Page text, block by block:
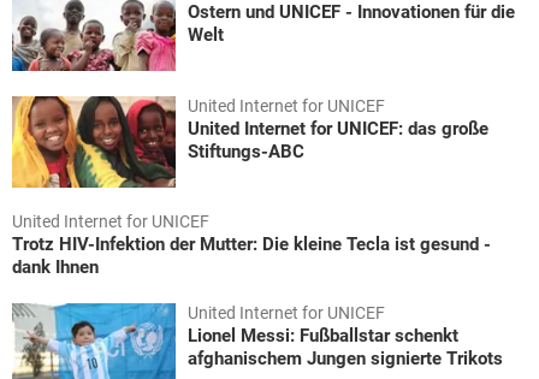
Ostern und UNICEF - Innovationen für die
Welt
United Internet for UNICEF
United Internet for UNICEF: das große
Stiftungs-ABC
United Internet for UNICEF
Trotz HIV-Infektion der Mutter: Die kleine Tecla ist gesund -
dank Ihnen
United Internet for UNICEF
Lionel Messi: Fußballstar schenkt
afghanischem Jungen signierte Trikots